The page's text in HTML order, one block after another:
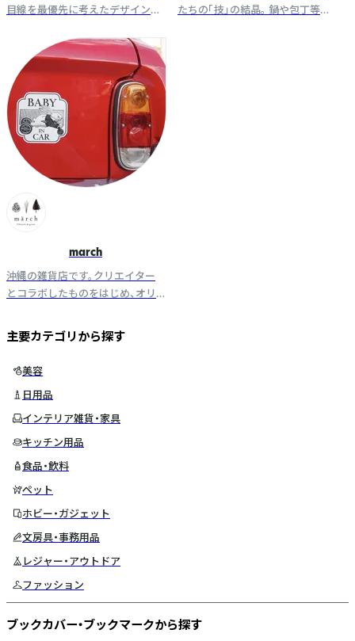
目線を最優先に考えたデザイン文
CRAFT」。
たちの「技」の結晶。 鍋や包丁等の
march
沖縄の雑貨店です。クリエイター
とコラボしたものをはじめ、オリ
※10/24-28は発送お休みです
主要カテゴリから探す
美容
日用品
インテリア雑貨・家具
キッチン用品
食品・飲料
ペット
ホビー・ガジェット
文房具・事務用品
レジャー・アウトドア
ファッション
ブックカバー・ブックマークから探す